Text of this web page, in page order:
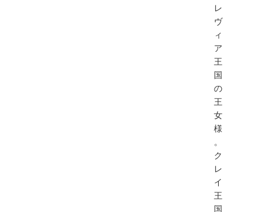
レ
ヴ
ィ
ア
王
国
の
王
女
様
。
ク
レ
イ
王
国